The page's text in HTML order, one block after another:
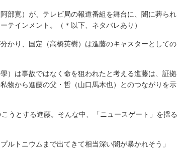
部寛）が、テレビ局の報道番組を舞台に、闇に葬られ
テインメント。（＊以下、ネタバレあり）
かり、国定（高橋英樹）は進藤のキャスターとしての
）は事故ではなく命を狙われたと考える進藤は、証拠
物から進藤の父・哲（山口馬木也）とのつながりを示
うとする進藤。そんな中、「ニュースゲート」を揺る
トニウムまで出てきて相当深い闇が暴かれそう」